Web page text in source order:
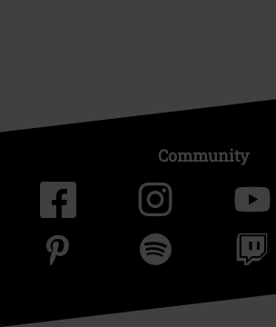
Community